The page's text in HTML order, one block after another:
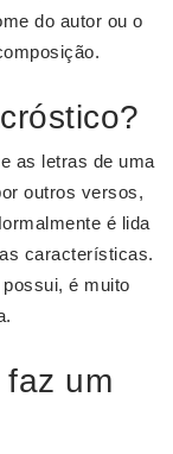
do autor ou o
as letras de uma
outros versos,
é lida
características.
é muito
um